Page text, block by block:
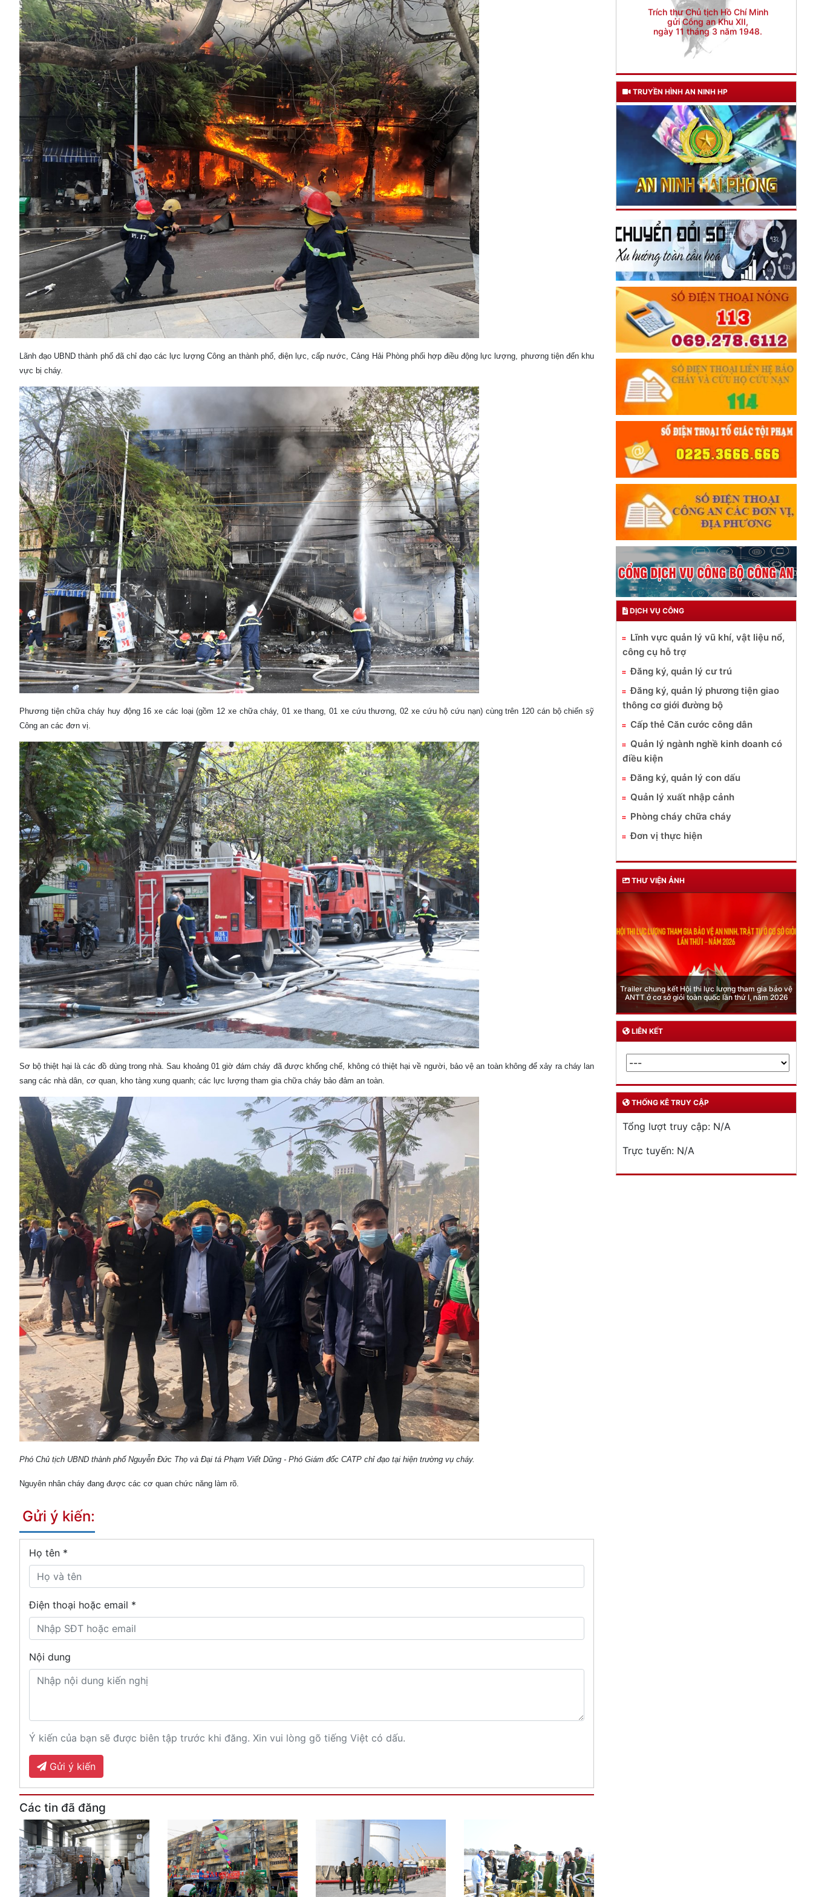
Lãnh đạo UBND thành phố đã chỉ đạo các lực lượng Công an thành phố, điện lực, cấp nước, Cảng Hải Phòng phối hợp điều động lực lượng, phương tiện đến khu
vực bị cháy.
Phương tiện chữa cháy huy động 16 xe các loại (gồm 12 xe chữa cháy, 01 xe thang, 01 xe cứu thương, 02 xe cứu hộ cứu nạn) cùng trên 120 cán bộ chiến sỹ
Công an các đơn vị.
Sơ bộ thiệt hại là các đồ dùng trong nhà. Sau khoảng 01 giờ đám cháy đã được khống chế, không có thiệt hại về người, bảo vệ an toàn không để xảy ra cháy lan
sang các nhà dân, cơ quan, kho tàng xung quanh; các lực lượng tham gia chữa cháy bảo đảm an toàn.
Phó Chủ tịch UBND thành phố Nguyễn Đức Thọ và Đại tá Phạm Viết Dũng - Phó Giám đốc CATP chỉ đạo tại hiện trường vụ cháy.
Nguyên nhân cháy đang được các cơ quan chức năng làm rõ.
Gửi ý kiến:
Họ tên *
Điện thoại hoặc email *
Nội dung
Ý kiến của bạn sẽ được biên tập trước khi đăng. Xin vui lòng gõ tiếng Việt có dấu.
Gửi ý kiến
Các tin đã đăng
TRUYỀN HÌNH AN NINH HP
DỊCH VỤ CÔNG
Lĩnh vực quản lý vũ khí, vật liệu nổ,
công cụ hỗ trợ
Đăng ký, quản lý cư trú
Đăng ký, quản lý phương tiện giao
thông cơ giới đường bộ
Cấp thẻ Căn cước công dân
Quản lý ngành nghề kinh doanh có
điều kiện
Đăng ký, quản lý con dấu
Quản lý xuất nhập cảnh
Phòng cháy chữa cháy
Đơn vị thực hiện
THƯ VIỆN ẢNH
Phòng Quản lý xuất nhập cảnh: Hướng dẫn những
quy định mới trong lĩnh vực xuất cảnh, nhập cảnh
của công dân việt nam từ ngày 01/7/2026
LIÊN KẾT
THỐNG KÊ TRUY CẬP
Tổng lượt truy cập: N/A
Trực tuyến: N/A